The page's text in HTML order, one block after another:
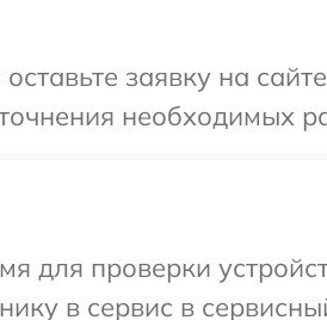
заявку на
необходимых
для проверки
в сервис в